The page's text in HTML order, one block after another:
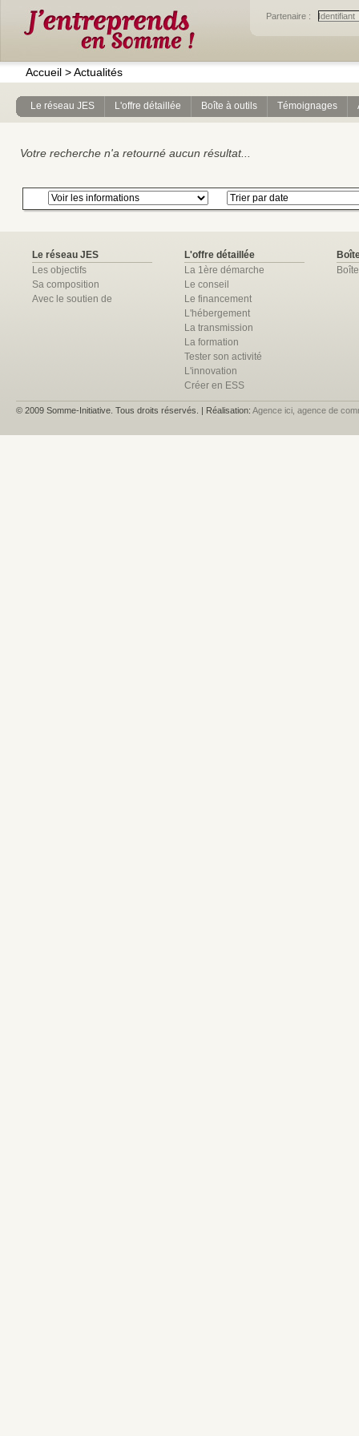
Partenaire :
Accueil >Actualités
Le réseau JES L'offre détaillée Boîte à outils Témoignages
Votre recherche n'a retourné aucun résultat...
Le réseau JES
Les objectifs
Sa composition
Avec le soutien de
L'offre détaillée
La 1ère démarche
Le conseil
Le financement
L'hébergement
La transmission
La formation
Tester son activité
L'innovation
Créer en ESS
© 2009 Somme-Initiative. Tous droits réservés. | Réalisation: Agence ici, agence de